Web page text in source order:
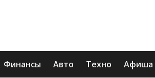
Финансы Авто Техно Афиша